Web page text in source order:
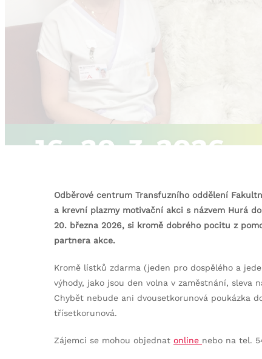
Odběrové centrum Transfuzního oddělení
a krevní plazmy motivační akci s názvem Hurá
20. března 2026, si kromě dobrého pocitu z
partnera akce.
Kromě lístků zdarma (jeden pro dospělého a
výhody, jako jsou den volna v zaměstnání,
Chybět nebude ani dvousetkorunová poukázka
třísetkorunová.
Zájemci se mohou objednat online nebo na tel.